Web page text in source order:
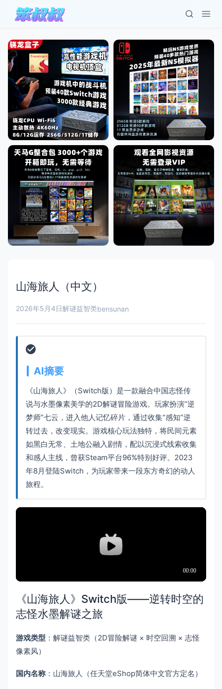
山海旅人（中文）
2026年5月4日解谜益智类bensunan
AI摘要
《山海旅人》（Switch版）是一款融合中国志怪传
说与水墨像素美学的2D解谜冒险游戏。玩家扮演“逆
梦师”七云，进入他人记忆碎片，通过收集“感知”逆
转过去，改变现实。游戏核心玩法独特，将民间元素
如黑白无常、土地公融入剧情，配以沉浸式线索收集
和感人主线，曾获Steam平台96%特别好评。2023
年8月登陆Switch，为玩家带来一段东方奇幻的动人
旅程。
《山海旅人》Switch版——逆转时空的
志怪水墨解谜之旅
游戏类型 ：解谜益智类（2D冒险解谜 × 时空回溯 × 志怪
像素风）
国内名称：山海旅人（任天堂eShop简体中文官方定名）